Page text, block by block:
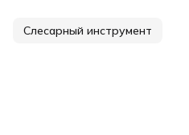
Слесарный инструмент